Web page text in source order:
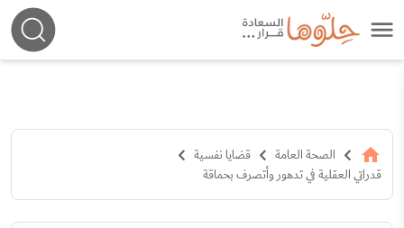
الصحة العامة
قضايا نفسية
قدراتي العقلية في تدهور وأتصرف بحماقة